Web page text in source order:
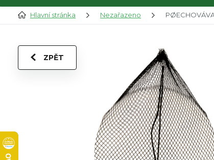
Hlavní stránka Nezařazeno
ZPĚT